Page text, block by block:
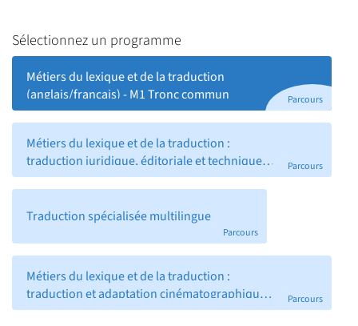
Sélectionnez un programme
Métiers du lexique et de la traduction
(anglais/français) - M1 Tronc commun
Parcours
Métiers du lexique et de la traduction :
traduction juridique, éditoriale et technique
(JET) (M2)
Parcours
Traduction spécialisée multilingue
Parcours
Métiers du lexique et de la traduction :
traduction et adaptation cinématographiques
(TAC) (M2)
Parcours